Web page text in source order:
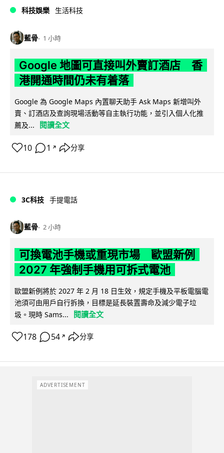
科技娛樂 生活科技
藍骨 1 小時
Google 地圖可直接叫外賣訂酒店 香
港開通時間仍未有着落
Google 為 Google Maps 內置聊天助手 Ask Maps 新增叫外
賣、訂酒店及查詢現場活動等自主執行功能，並引入個人化推
薦及...
閱讀全文
10 1 ↗ 分享
3C科技 手提電話
藍骨 2 小時
可換電池手機或重現市場 歐盟新例
2027 年強制手機用可拆式電池
歐盟新例將於 2027 年 2 月 18 日生效，規定手機及平板電腦電
池須可由用戶自行拆換，目標是延長裝置壽命及減少電子垃
圾。現時 Sams...
閱讀全文
178 54 ↗ 分享
ADVERTISEMENT